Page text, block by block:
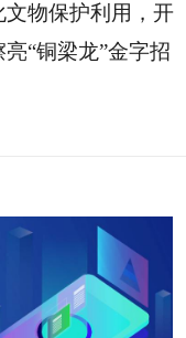
物保护利用，开
“铜梁龙”金字招